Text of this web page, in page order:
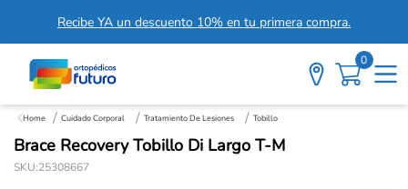
Recibe YA un descuento 10% en tu primera compra.
0
Cuidado Corporal Tratamiento De Lesiones Tobillo
Brace Recovery Tobillo Di Largo T-M
SKU:25308667